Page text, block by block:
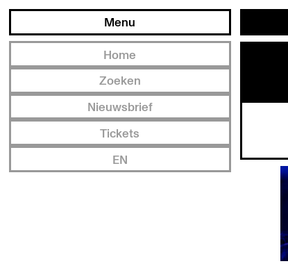
Menu
Home
Zoeken
Nieuwsbrief
Tickets
EN